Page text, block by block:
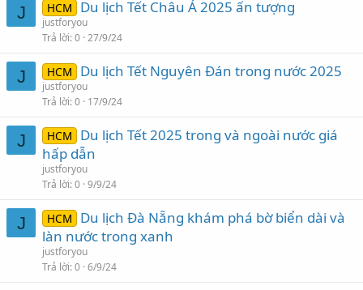
J HCM Du lịch Tết Châu Á 2025 ấn tượng
justforyou
Trả lời 0 27/9/24
J HCM Du lịch Tết Nguyên Đán trong nước 2025
justforyou
Trả lời 0 17/9/24
J HCM
Du lịch Tết 2025 trong và ngoài nước giá
hấp dẫn
justforyou
Trả lời 0 9/9/24
J HCM
Du lịch Đà Nẵng khám phá bờ biển dài và
làn nước trong xanh
justforyou
Trả lời 0 6/9/24